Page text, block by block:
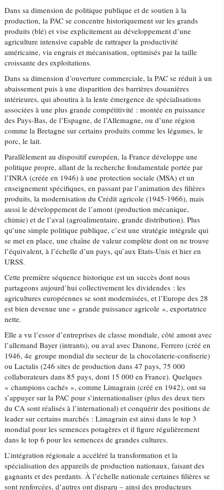
Dans sa dimension de politique publique et de soutien à la
production, la PAC se concentre historiquement sur les grands
produits (blé) et vise explicitement au développement d’une
agriculture intensive capable de rattraper la productivité
américaine, via engrais et mécanisation, optimisés par la taille
croissante des exploitations.
Dans sa dimension d’ouverture commerciale, la PAC se réduit à un
abaissement puis à une disparition des barrières douanières
intérieures, qui aboutira à la lente émergence de spécialisations
associées à une plus grande compétitivité : montée en puissance
des Pays-Bas, de l’Espagne, de l’Allemagne, ou d’une région
comme la Bretagne sur certains produits comme les légumes, le
porc, le lait.
Parallèlement au dispositif européen, la France développe une
politique propre, allant de la recherche fondamentale portée par
l’INRA (créée en 1946) à une protection sociale (MSA) et un
enseignement spécifiques, en passant par l’animation des filières
produits, la modernisation du Crédit agricole (1945-1966), mais
aussi le développement de l’amont (production mécanique,
chimie) et de l’aval (agroalimentaire, grande distribution). Plus
qu’une simple politique publique, c’est une stratégie intégrale qui
se met en place, une chaîne de valeur complète dont on ne trouve
l’équivalent, à l’échelle d’un pays, qu’aux Etats-Unis et hier en
URSS.
Cette première séquence historique est un succès dont nous
partageons aujourd’hui collectivement les dividendes : les
agricultures européennes se sont modernisées, et l’Europe des 28
est bien devenue une « grande puissance agricole », exportatrice
nette.
Elle a vu l’essor d’entreprises de classe mondiale, côté amont avec
l’allemand Bayer (intrants), ou aval avec Danone, Ferrero (créé en
1946, 4e groupe mondial du secteur de la chocolaterie-confiserie)
ou Lactalis (246 sites de production dans 47 pays, 75 000
collaborateurs dans 85 pays, dont 15 000 en France). Quelques
« champions cachés », comme Limagrain (créé en 1942), ont su
s’appuyer sur la PAC pour s’internationaliser (plus des deux tiers
du CA sont réalisés à l’international) et conquérir des positions de
leader sur certains marchés : Limagrain est ainsi dans le top 3
mondial pour les semences potagères et il figure régulièrement
dans le top 6 pour les semences de grandes cultures.
L’intégration régionale a accéléré la transformation et la
spécialisation des appareils de production nationaux, faisant des
gagnants et des perdants. À l’échelle nationale certaines filières se
sont renforcées, d’autres ont disparu – ainsi des producteurs